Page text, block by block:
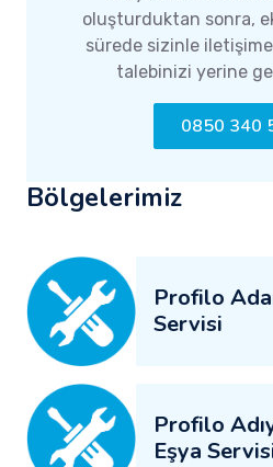
oluşturduktan sonra,
sürede sizinle
talebinizi yerine
0850 340
Bölgelerimiz
Profilo
Servisi
Profilo
Eşya